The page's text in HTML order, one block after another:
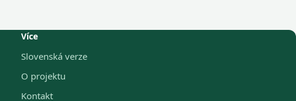
Více
Slovenská verze
O projektu
Kontakt